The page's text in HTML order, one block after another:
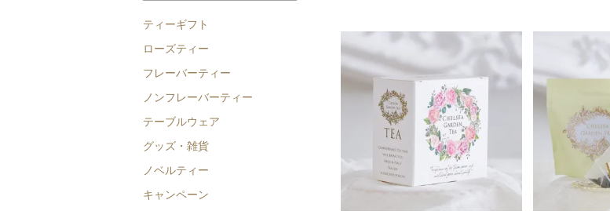
ティーギフト
ローズティー
フレーバーティー
ノンフレーバーティー
テーブルウェア
グッズ・雑貨
ノベルティー
キャンペーン